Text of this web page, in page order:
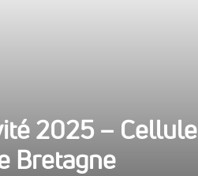
2025 – Cellule
Bretagne